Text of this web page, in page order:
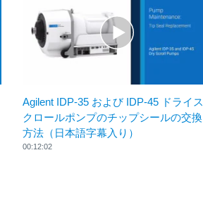
Agilent IDP-35 および IDP-45 ドライス
クロールポンプのチップシールの交換
方法（日本語字幕入り）
00:12:02